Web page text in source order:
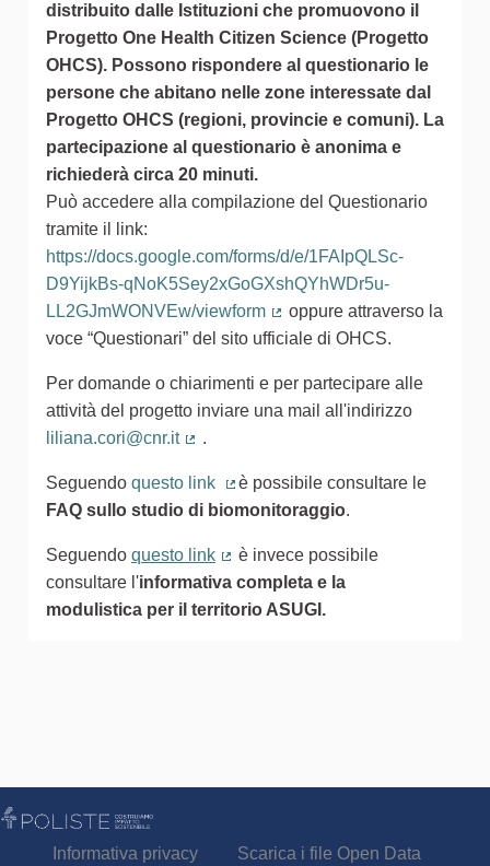
distribuito dalle Istituzioni che promuovono il
Progetto One Health Citizen Science (Progetto
OHCS). Possono rispondere al questionario le
persone che abitano nelle zone interessate dal
Progetto OHCS (regioni, provincie e comuni). La
partecipazione al questionario è anonima e
richiederà circa 20 minuti.
Può accedere alla compilazione del Questionario
tramite il link:
https://docs.google.com/forms/d/e/1FAIpQLSc-
D9YijkBs-qNoK5Sey2xGoGXshQYhWDr5u-
LL2GJmWONVEw/viewform
(Collegamento esterno)
oppure attraverso la
voce “Questionari” del sito ufficiale di OHCS.
Per domande o chiarimenti e per partecipare alle
attività del progetto inviare una mail all'indirizzo
liliana.cori@cnr.it
.
Seguendo questo link
(Collegamento esterno)
è possibile consultare le
FAQ sullo studio di biomonitoraggio.
Seguendo questo link
(Collegamento esterno)
è invece possibile
consultare l'informativa completa e la
modulistica per il territorio ASUGI.
Informativa privacy Scarica i file Open Data